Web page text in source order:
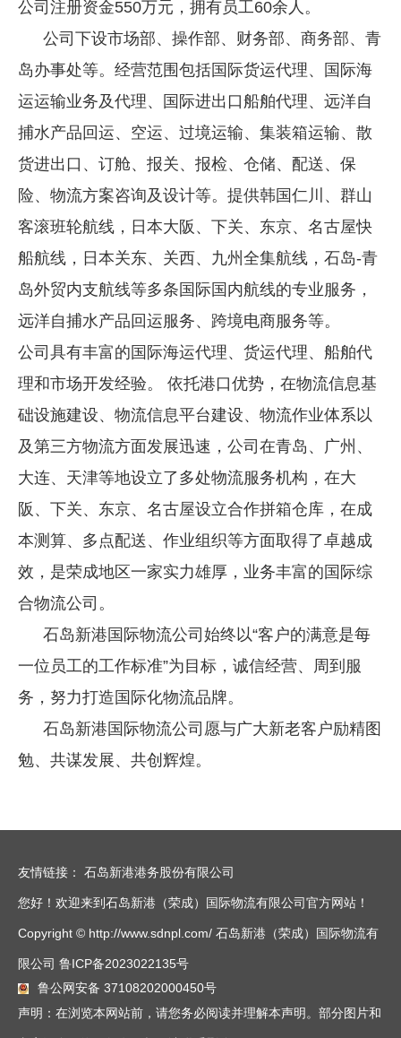
公司注册资金550万元，拥有员工60余人。
公司下设市场部、操作部、财务部、商务部、青
岛办事处等。经营范围包括国际货运代理、国际海
运运输业务及代理、国际进出口船舶代理、远洋自
捕水产品回运、空运、过境运输、集装箱运输、散
货进出口、订舱、报关、报检、仓储、配送、保
险、物流方案咨询及设计等。提供韩国仁川、群山
客滚班轮航线，日本大阪、下关、东京、名古屋快
船航线，日本关东、关西、九州全集航线，石岛-青
岛外贸内支航线等多条国际国内航线的专业服务，
远洋自捕水产品回运服务、跨境电商服务等。
公司具有丰富的国际海运代理、货运代理、船舶代
理和市场开发经验。 依托港口优势，在物流信息基
础设施建设、物流信息平台建设、物流作业体系以
及第三方物流方面发展迅速，公司在青岛、广州、
大连、天津等地设立了多处物流服务机构，在大
阪、下关、东京、名古屋设立合作拼箱仓库，在成
本测算、多点配送、作业组织等方面取得了卓越成
效，是荣成地区一家实力雄厚，业务丰富的国际综
合物流公司。
石岛新港国际物流公司始终以“客户的满意是每
一位员工的工作标准”为目标，诚信经营、周到服
务，努力打造国际化物流品牌。
石岛新港国际物流公司愿与广大新老客户励精图
勉、共谋发展、共创辉煌。
友情链接： 石岛新港港务股份有限公司
您好！欢迎来到石岛新港（荣成）国际物流有限公司官方网站！
Copyright © http://www.sdnpl.com/ 石岛新港（荣成）国际物流有
限公司 鲁ICP备2023022135号
鲁公网安备 37108202000450号
声明：在浏览本网站前，请您务必阅读并理解本声明。部分图片和